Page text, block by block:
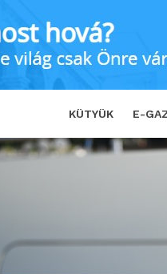
KÜTYÜK E-
és sisakokkal